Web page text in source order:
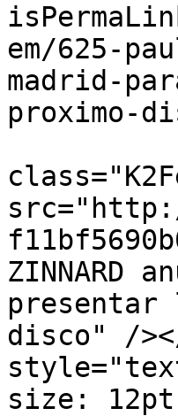
em/625-
madrid-
proximo-
ZINNARD
presentar
disco" /
size: